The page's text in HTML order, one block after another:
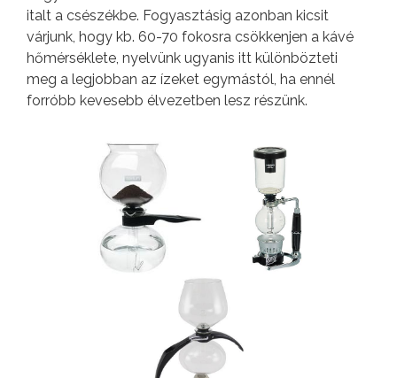
italt a csészékbe. Fogyasztásig azonban kicsit
várjunk, hogy kb. 60-70 fokosra csökkenjen a kávé
hőmérséklete, nyelvünk ugyanis itt különbözteti
meg a legjobban az ízeket egymástól, ha ennél
forróbb kevesebb élvezetben lesz részünk.